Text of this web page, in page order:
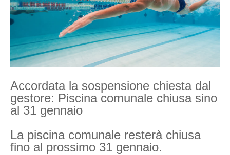
Accordata la sospensione chiesta dal
gestore: Piscina comunale chiusa sino
al 31 gennaio
La piscina comunale resterà chiusa
fino al prossimo 31 gennaio.